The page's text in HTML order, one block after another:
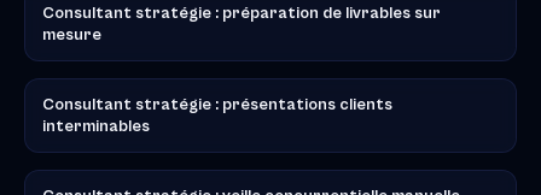
Consultant stratégie : préparation de livrables sur
mesure
Consultant stratégie : présentations clients
interminables